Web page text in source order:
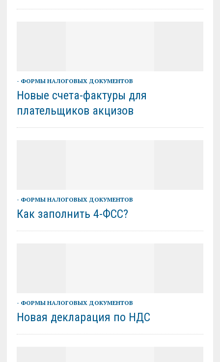
- ФОРМЫ НАЛОГОВЫХ ДОКУМЕНТОВ
Новые счета-фактуры для
плательщиков акцизов
- ФОРМЫ НАЛОГОВЫХ ДОКУМЕНТОВ
Как заполнить 4-ФСС?
- ФОРМЫ НАЛОГОВЫХ ДОКУМЕНТОВ
Новая декларация по НДС